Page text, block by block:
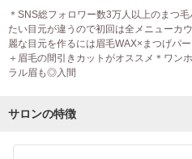
＊SNS総フォロワー数3万人以上のまつ
たい目元が違うので初回は全メニューカ
麗な目元を作るには眉毛WAX×まつげパ
＋眉毛の間引きカットがオススメ＊ワン
ラル眉も◎入間
サロンの特徴